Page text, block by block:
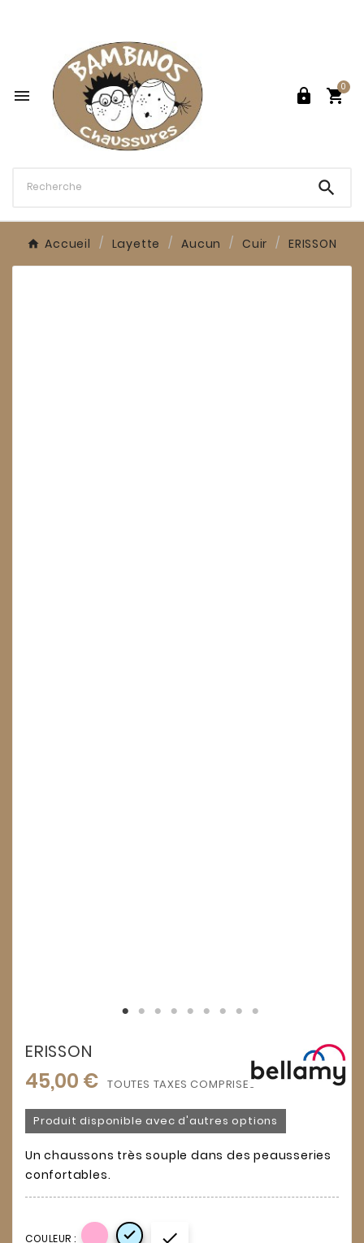
  
0

Accueil Layette Aucun Cuir ERISSON
ERISSON
45,00 € TOUTES TAXES COMPRISES
Produit disponible avec d'autres options
Un chaussons très souple dans des peausseries
confortables.
COULEUR :  